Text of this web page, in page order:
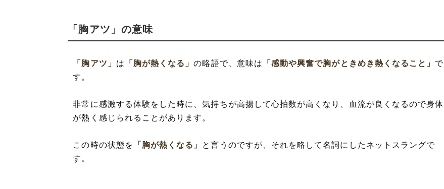
「胸アツ」の意味
「胸アツ」 は 「胸が熱くなる」の略語で、意味は 「感動や興奮で胸がときめき熱くなること」 で
す。
非常に感激する体験をした時に、気持ちが高揚して心拍数が高くなり、血流が良くなるので身体
が熱く感じられることがあります。
この時の状態を 「胸が熱くなる」 と言うのですが、それを略して名詞にしたネットスラングで
す。